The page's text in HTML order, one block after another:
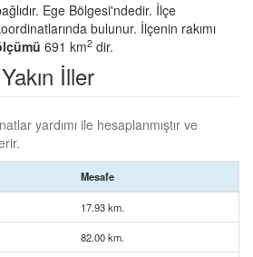
Ege Bölgesi'ndedir. İlçe
bulunur. İlçenin rakımı
691 km2 dir.
İller
yardımı ile hesaplanmıştır ve
Mesafe
17.93 km.
82.00 km.